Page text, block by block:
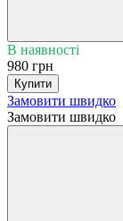
В наявності
980 грн
Купити
Замовити швидко
Замовити швидко